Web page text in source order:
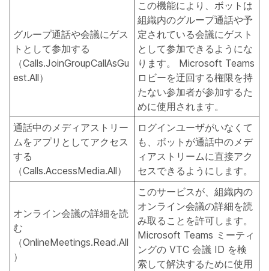
グループ通話や会議にゲス
トとして参加する
（Calls.JoinGroupCallAsGu
est.All）
この機能により、ボットは
組織内のグループ通話や予
定されている会議にゲスト
として参加できるようにな
ります。 Microsoft Teams
ロビーを迂回する権限を持
たない参加者が参加するた
めに使用されます。
通話中のメディアストリー
ムをアプリとしてアクセス
する
（Calls.AccessMedia.All）
ログインユーザがいなくて
も、ボットが通話中のメデ
ィアストリームに直接アク
セスできるようにします。
オンライン会議の詳細を読
む
（OnlineMeetings.Read.All
）
このサービスが、組織内の
オンライン会議の詳細を読
み取ることを許可します。
Microsoft Teams ミーティ
ングの VTC 会議 ID を検
索して解決するために使用